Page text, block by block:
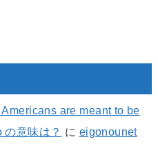
are meant to be
意味は？ に eigonounet